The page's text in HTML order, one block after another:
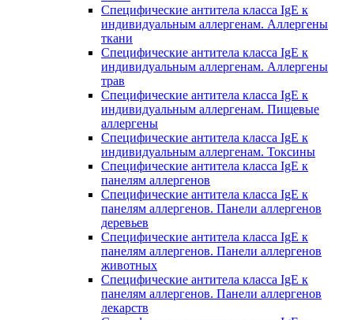
Специфические антитела класса IgE к
индивидуальным аллергенам. Аллергены
ткани
Специфические антитела класса IgE к
индивидуальным аллергенам. Аллергены
трав
Специфические антитела класса IgE к
индивидуальным аллергенам. Пищевые
аллергены
Специфические антитела класса IgE к
индивидуальным аллергенам. Токсины
Специфические антитела класса IgE к
панелям аллергенов
Специфические антитела класса IgE к
панелям аллергенов. Панели аллергенов
деревьев
Специфические антитела класса IgE к
панелям аллергенов. Панели аллергенов
животных
Специфические антитела класса IgE к
панелям аллергенов. Панели аллергенов
лекарств